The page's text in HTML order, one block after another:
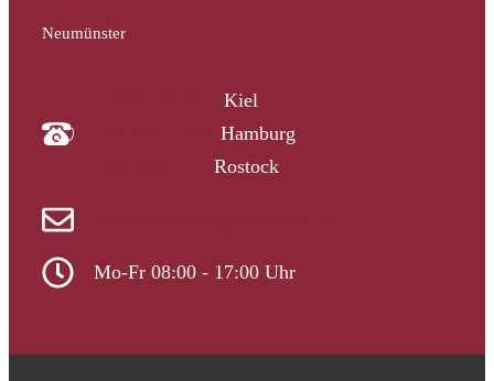
Neumünster
Kiel
Hamburg
Rostock
Mo-Fr 08:00 - 17:00 Uhr